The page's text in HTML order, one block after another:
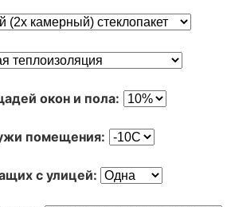
окон и пола:
помещения:
с улицей: